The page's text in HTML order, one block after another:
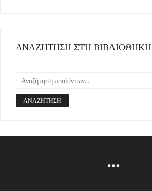
ΑΝΑΖΗΤΗΣΗ ΣΤΗ ΒΙΒΛΙΟΘΗΚΗ
ΑΝΑΖΉΤΗΣΗ